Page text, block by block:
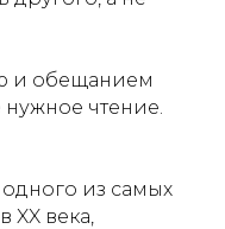
и обещанием
нужное чтение.
из самых
века,